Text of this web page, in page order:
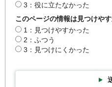
3：役に立たなかった
このページの情報は見つけや
1：見つけやすかった
2：ふつう
3：見つけにくかった